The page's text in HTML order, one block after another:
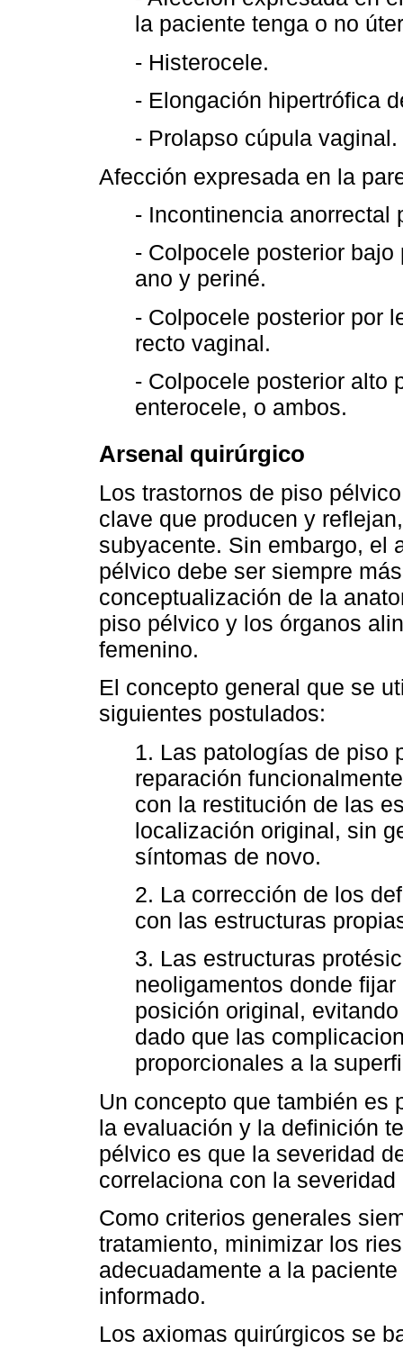
la paciente tenga o no
- Histerocele.
- Elongación hipertrófica
- Prolapso cúpula vaginal.
Afección expresada en la
- Incontinencia anorrectal
- Colpocele posterior
ano y periné.
- Colpocele posterior por
recto vaginal.
- Colpocele posterior alto
enterocele, o ambos.
Arsenal quirúrgico
Los trastornos de piso
clave que producen y
subyacente. Sin embargo, el
pélvico debe ser siempre
conceptualización de la
piso pélvico y los órganos
femenino.
El concepto general que se
siguientes postulados:
1. Las patologías de piso
reparación
con la restitución de las
localización original, sin
síntomas de novo.
2. La corrección de los
con las estructuras
3. Las estructuras
neoligamentos donde
posición original,
dado que las
proporcionales a la
Un concepto que también es
la evaluación y la definición
pélvico es que la severidad
correlaciona con la
Como criterios generales
tratamiento, minimizar los
adecuadamente a la
informado.
Los axiomas quirúrgicos se